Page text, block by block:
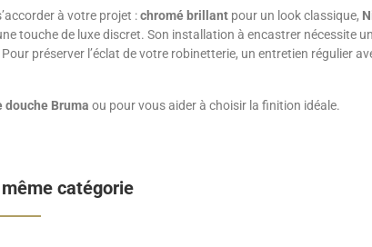
à votre projet :chromé brillant pour un look classique,
touche de luxe discret. Son installation à encastrer nécessite
préserver l’éclat de votre robinetterie, un entretien régulier
Bruma ou pour vous aider à choisir la finition idéale.
catégorie